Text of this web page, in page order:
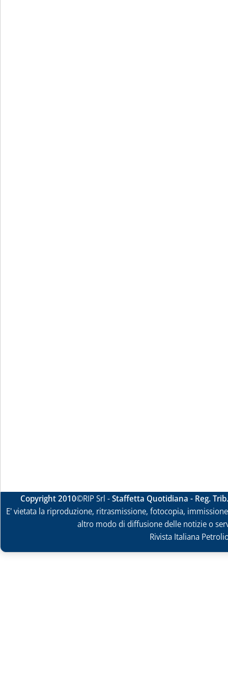
Copyright 2010©RIP Srl -Staffetta Quotidiana - Reg.
E' vietata la riproduzione, ritrasmissione, fotocopia,
altro modo di diffusione delle notizie o
Rivista Italiana